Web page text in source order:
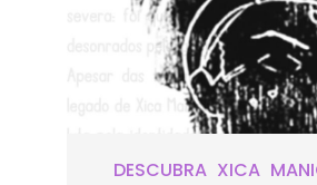
DESCUBRA XICA